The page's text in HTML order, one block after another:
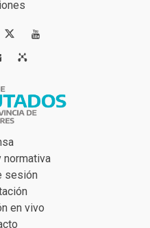


normativa
sesión
en vivo